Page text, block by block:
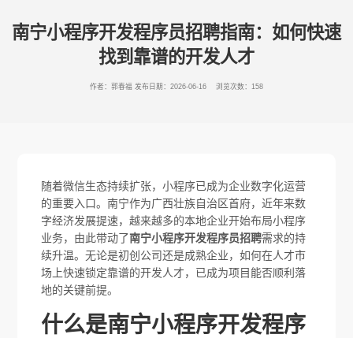
南宁小程序开发程序员招聘指南：如何快速
找到靠谱的开发人才
作者：郭春福 发布日期：2026-06-16 浏览次数：158
随着微信生态持续扩张，小程序已成为企业数字化运营
的重要入口。南宁作为广西壮族自治区首府，近年来数
字经济发展提速，越来越多的本地企业开始布局小程序
业务，由此带动了南宁小程序开发程序员招聘需求的持
续升温。无论是初创公司还是成熟企业，如何在人才市
场上快速锁定靠谱的开发人才，已成为项目能否顺利落
地的关键前提。
什么是南宁小程序开发程序